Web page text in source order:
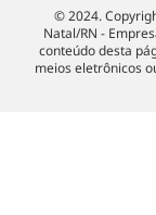
© 2024.
Natal/RN -
conteúdo desta
meios eletrônicos